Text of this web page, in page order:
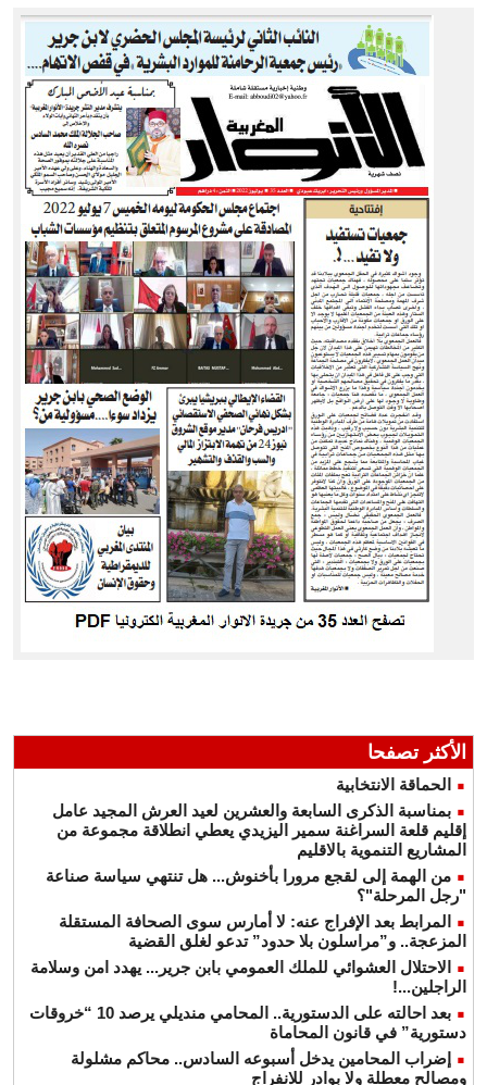
الأكثر تصفحا
الحماقة الانتخابية
بمناسبة الذكرى السابعة والعشرين لعيد العرش المجيد عامل
إقليم قلعة السراغنة سمير اليزيدي يعطي انطلاقة مجموعة من
المشاريع التنموية بالاقليم
من الهمة إلى لقجع مرورا بأخنوش... هل تنتهي سياسة صناعة
"رجل المرحلة"؟
المرابط بعد الإفراج عنه: لا أمارس سوى الصحافة المستقلة
المزعجة.. و”مراسلون بلا حدود” تدعو لغلق القضية
الاحتلال العشوائي للملك العمومي بابن جرير... يهدد امن وسلامة
الراجلين...!
بعد احالته على الدستورية.. المحامي منديلي يرصد 10 “خروقات
دستورية” في قانون المحاماة
إضراب المحامين يدخل أسبوعه السادس.. محاكم مشلولة
ومصالح معطلة ولا بوادر للانفراج